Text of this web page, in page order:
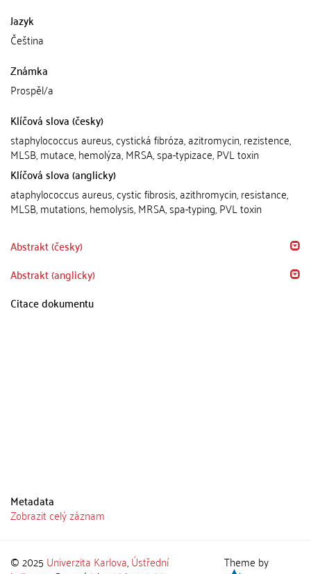
Jazyk
Čeština
Známka
Prospěl/a
Klíčová slova (česky)
staphylococcus aureus, cystická fibróza, azitromycin, rezistence,
MLSB, mutace, hemolýza, MRSA, spa-typizace, PVL toxin
Klíčová slova (anglicky)
ataphylococcus aureus, cystic fibrosis, azithromycin, resistance,
MLSB, mutations, hemolysis, MRSA, spa-typing, PVL toxin
Abstrakt (česky)
Abstrakt (anglicky)
Citace dokumentu
Metadata
Zobrazit celý záznam
© 2025 Univerzita Karlova,Ústřední Theme by